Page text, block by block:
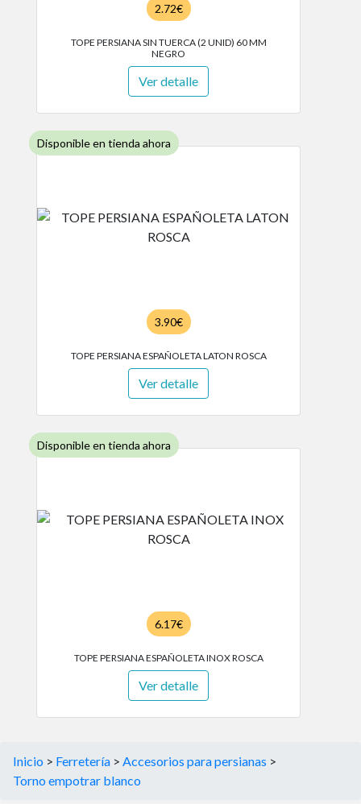
2.72€
TOPE PERSIANA SIN TUERCA (2 UNID) 60 MM
NEGRO
Ver detalle
Disponible en tienda ahora
3.90€
TOPE PERSIANA ESPAÑOLETA LATON ROSCA
Ver detalle
Disponible en tienda ahora
6.17€
TOPE PERSIANA ESPAÑOLETA INOX ROSCA
Ver detalle
Inicio > Ferretería > Accesorios para persianas >
Torno empotrar blanco